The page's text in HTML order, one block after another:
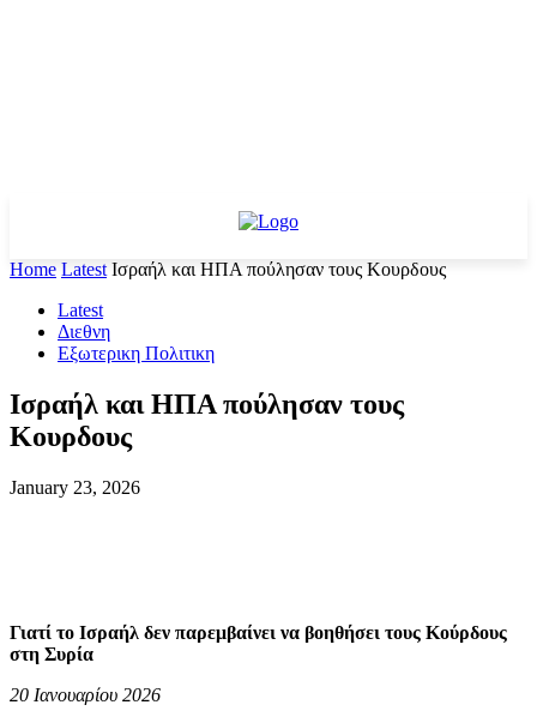
Home Latest Ισραήλ και ΗΠΑ πούλησαν τους Κουρδους
Latest
Διεθνη
Εξωτερικη Πολιτικη
Ισραήλ και ΗΠΑ πούλησαν τους
Κουρδους
January 23, 2026
Γιατί το Ισραήλ δεν παρεμβαίνει να βοηθήσει τους Κούρδους
στη Συρία
20 Ιανουαρίου 2026